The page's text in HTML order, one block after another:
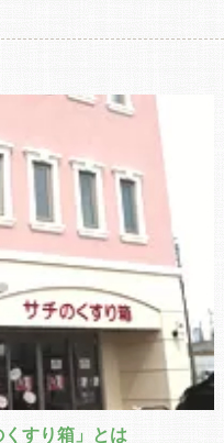
すり箱」とは